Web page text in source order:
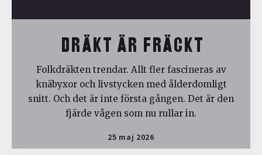
DRÄKT ÄR FRÄCKT
Folkdräkten trendar. Allt fler fascineras av
knäbyxor och livstycken med ålderdomligt
snitt. Och det är inte första gången. Det är den
fjärde vågen som nu rullar in.
25 maj 2026